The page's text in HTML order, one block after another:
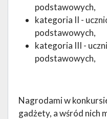
podstawowych,
kategoria II -
podstawowych,
kategoria III -
podstawowych,
Nagrodami w
gadżety, a wśród nich